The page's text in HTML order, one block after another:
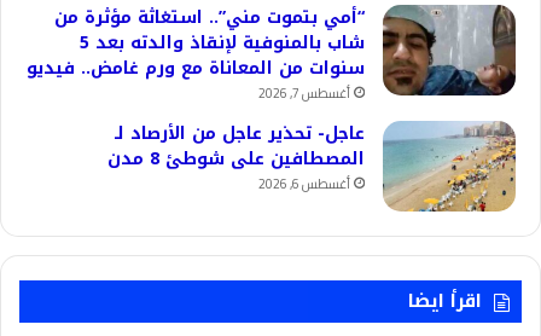
“أمي بتموت مني”.. استغاثة مؤثرة من
شاب بالمنوفية لإنقاذ والدته بعد 5
سنوات من المعاناة مع ورم غامض.. فيديو
أغسطس 7, 2026
عاجل- تحذير عاجل من الأرصاد لـ
المصطافين على شوطئ 8 مدن
أغسطس 6, 2026
اقرأ ايضا